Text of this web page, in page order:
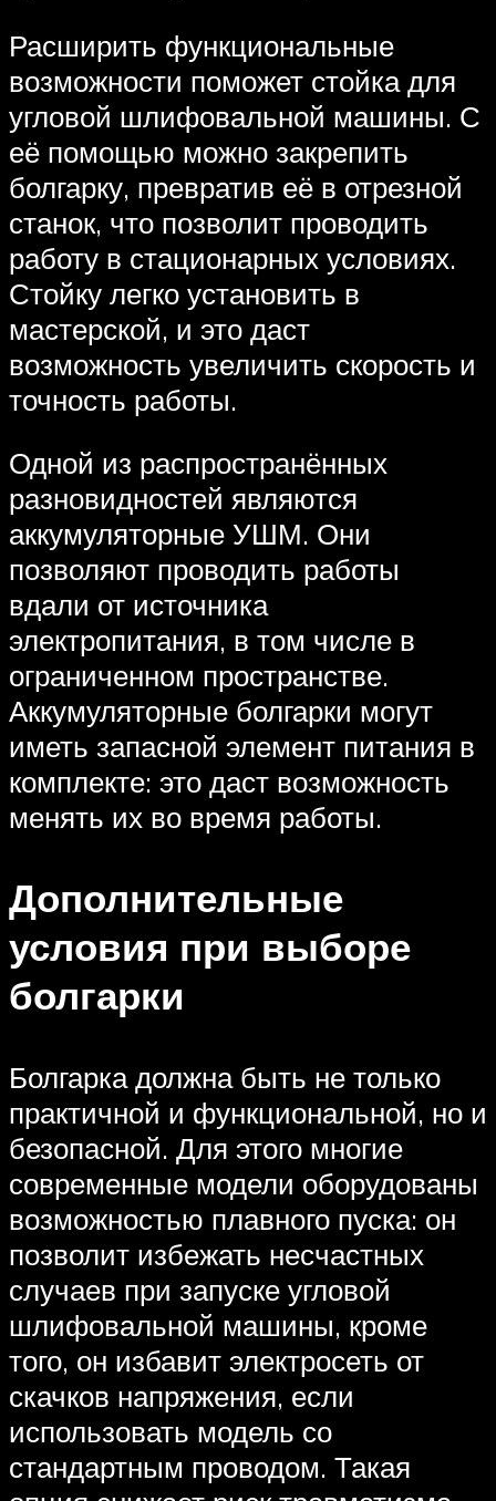
Расширить функциональные
возможности поможет стойка для
угловой шлифовальной машины. С
её помощью можно закрепить
болгарку, превратив её в отрезной
станок, что позволит проводить
работу в стационарных условиях.
Стойку легко установить в
мастерской, и это даст
возможность увеличить скорость и
точность работы.
Одной из распространённых
разновидностей являются
аккумуляторные УШМ. Они
позволяют проводить работы
вдали от источника
электропитания, в том числе в
ограниченном пространстве.
Аккумуляторные болгарки могут
иметь запасной элемент питания в
комплекте: это даст возможность
менять их во время работы.
Дополнительные
условия при выборе
болгарки
Болгарка должна быть не только
практичной и функциональной, но и
безопасной. Для этого многие
современные модели оборудованы
возможностью плавного пуска: он
позволит избежать несчастных
случаев при запуске угловой
шлифовальной машины, кроме
того, он избавит электросеть от
скачков напряжения, если
использовать модель со
стандартным проводом. Такая